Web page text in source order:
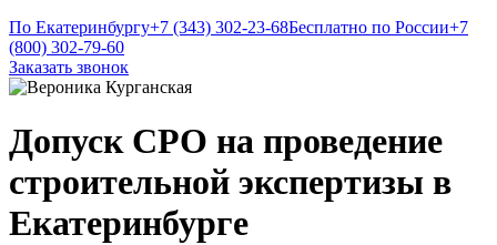
По Екатеринбургу+7 (343) 302-23-68Бесплатно по России+7
(800) 302-79-60
Заказать звонок
Допуск СРО на проведение
строительной экспертизы в
Екатеринбурге